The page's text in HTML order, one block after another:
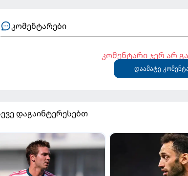
კომენტარები
კომენტარი ჯერ არ
დაამატე
დაგაინტერესებთ